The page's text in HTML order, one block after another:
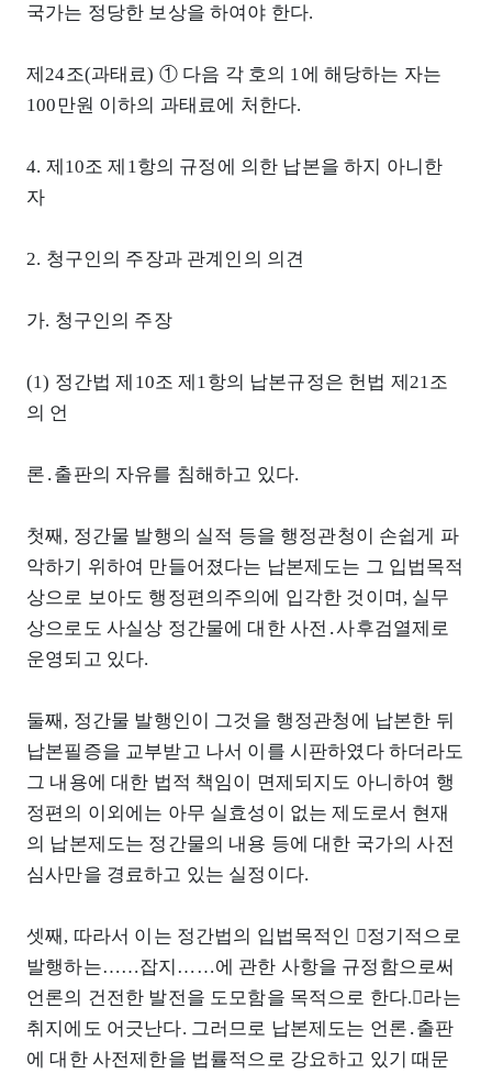
국가는 정당한 보상을 하여야 한다.
제24조(과태료) ① 다음 각 호의 1에 해당하는 자는
100만원 이하의 과태료에 처한다.
4. 제10조 제1항의 규정에 의한 납본을 하지 아니한
자
2. 청구인의 주장과 관계인의 의견
가. 청구인의 주장
(1) 정간법 제10조 제1항의 납본규정은 헌법 제21조
의 언
론․출판의 자유를 침해하고 있다.
첫째, 정간물 발행의 실적 등을 행정관청이 손쉽게 파
악하기 위하여 만들어졌다는 납본제도는 그 입법목적
상으로 보아도 행정편의주의에 입각한 것이며, 실무
상으로도 사실상 정간물에 대한 사전․사후검열제로
운영되고 있다.
둘째, 정간물 발행인이 그것을 행정관청에 납본한 뒤
납본필증을 교부받고 나서 이를 시판하였다 하더라도
그 내용에 대한 법적 책임이 면제되지도 아니하여 행
정편의 이외에는 아무 실효성이 없는 제도로서 현재
의 납본제도는 정간물의 내용 등에 대한 국가의 사전
심사만을 경료하고 있는 실정이다.
셋째, 따라서 이는 정간법의 입법목적인 󰡒정기적으로
발행하는……잡지……에 관한 사항을 규정함으로써
언론의 건전한 발전을 도모함을 목적으로 한다.󰡓라는
취지에도 어긋난다. 그러므로 납본제도는 언론․출판
에 대한 사전제한을 법률적으로 강요하고 있기 때문